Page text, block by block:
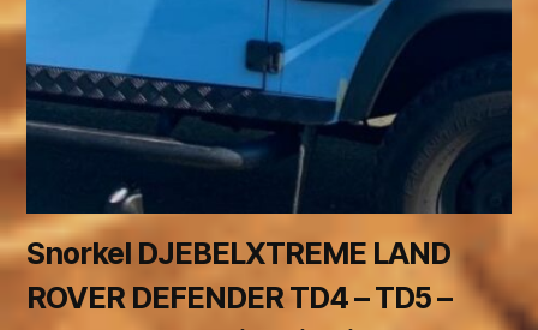
Snorkel DJEBELXTREME LAND
ROVER DEFENDER TD4 – TD5 –